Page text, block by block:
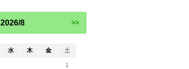
2026/8 >>
水 木 金 土
1